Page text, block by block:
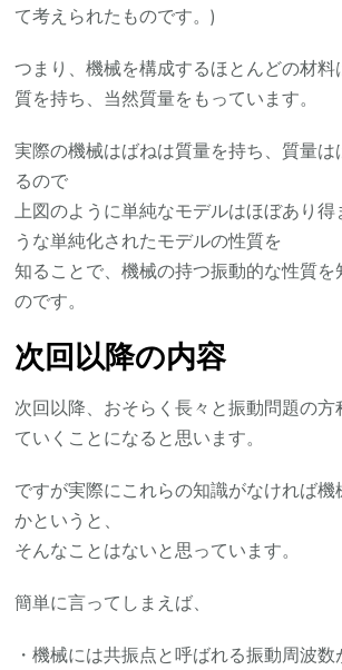
て考えられたものです。)
つまり、機械を構成するほとんどの材
質を持ち、当然質量をもっています。
実際の機械はばねは質量を持ち、質量
るので
上図のように単純なモデルはほぼあり得
うな単純化されたモデルの性質を
知ることで、機械の持つ振動的な性質を
のです。
次回以降の内容
次回以降、おそらく長々と振動問題の
ていくことになると思います。
ですが実際にこれらの知識がなければ
かというと、
そんなことはないと思っています。
簡単に言ってしまえば、
・機械には共振点と呼ばれる振動周波数